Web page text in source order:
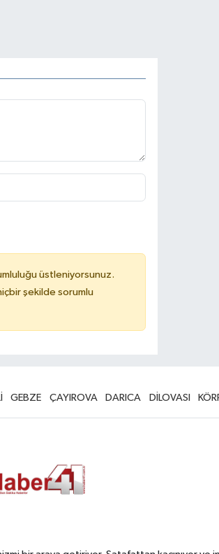
üstleniyorsunuz.
şekilde sorumlu
GEBZE ÇAYIROVA DARICA DİLOVASI